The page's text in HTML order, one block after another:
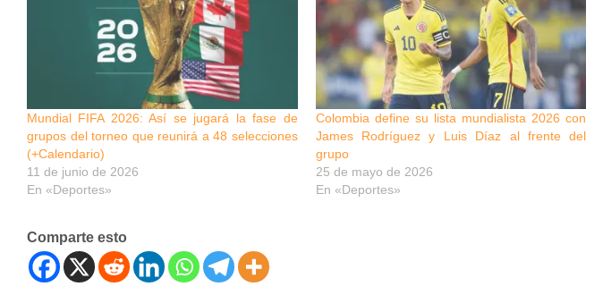
Mundial FIFA 2026: Así se jugará la fase de
grupos del torneo que reunirá a 48 selecciones
(+Calendario)
11 de junio de 2026
En «Deportes»
Colombia define su lista mundialista 2026 con
James Rodríguez y Luis Díaz al frente del
grupo
25 de mayo de 2026
En «Deportes»
Comparte esto